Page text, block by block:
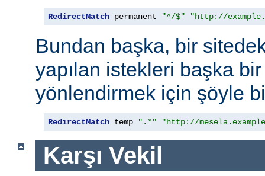
RedirectMatch permanent "^/$" "http://
Bundan başka, bir
yapılan istekleri başka
yönlendirmek için şöyle
RedirectMatch temp ".*" "http://
Karşı Vekil